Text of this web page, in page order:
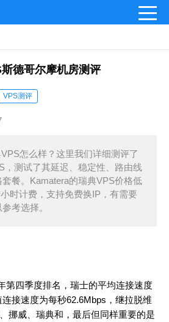
德哥尔摩机房测评
VPS测评
怎么样？这里我们详细测评了
，测试了其延迟、稳定性、路由线
餐。Kamatera的瑞典VPS价格低
时计费，支持免费换IP，有需要
考选择。
第四季度排名，瑞士的平均连接速度
接速度为每秒62.6Mbps，继拉脱维
挪威、瑞典和，最后但同样重要的是